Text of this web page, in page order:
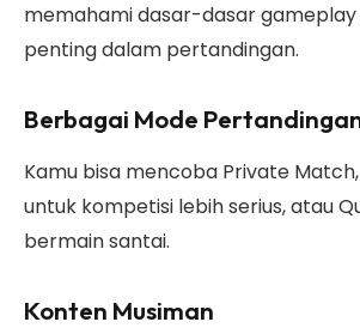
memahami dasar-dasar
penting dalam pertandingan.
Berbagai Mode
Kamu bisa mencoba Private
untuk kompetisi lebih serius, atau
bermain santai.
Konten Musiman